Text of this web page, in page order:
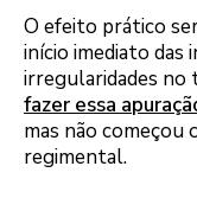
O efeito prático
início imediato das
irregularidades no
fazer essa
mas não começou
regimental.